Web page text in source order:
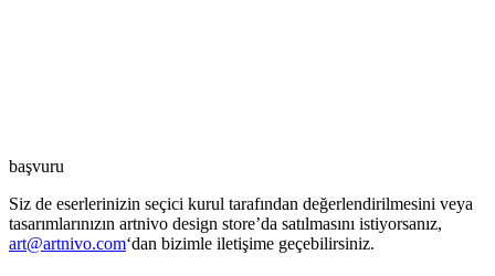
başvuru
Siz de eserlerinizin seçici kurul tarafından değerlendirilmesini veya
tasarımlarınızın artnivo design store’da satılmasını istiyorsanız,
art@artnivo.com‘dan bizimle iletişime geçebilirsiniz.